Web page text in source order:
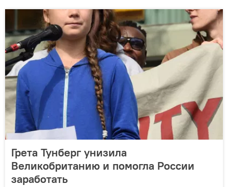
Грета Тунберг унизила
Великобританию и помогла России
заработать